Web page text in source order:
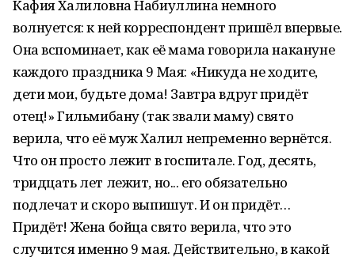
Кафия Халиловна Набиуллина немного
волнуется: к ней корреспондент пришёл впервые.
Она вспоминает, как её мама говорила накануне
каждого праздника 9 Мая: «Никуда не ходите,
дети мои, будьте дома! Завтра вдруг придёт
отец!» Гильмибану (так звали маму) свято
верила, что её муж Халил непременно вернётся.
Что он просто лежит в госпитале. Год, десять,
тридцать лет лежит, но... его обязательно
подлечат и скоро выпишут. И он придёт…
Придёт! Жена бойца свято верила, что это
случится именно 9 мая. Действительно, в какой